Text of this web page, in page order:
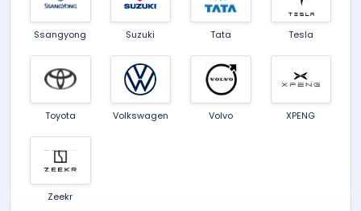
Ssangyong Suzuki Tata Tesla
Toyota Volkswagen Volvo XPENG
Zeekr